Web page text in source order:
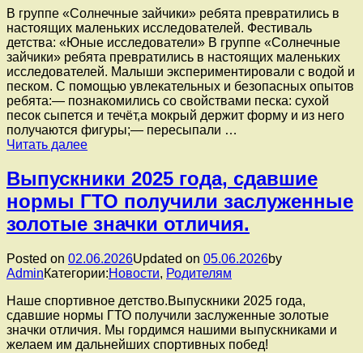
в
увлекательном
творческом
мероприятии
—
рисовании
цветными
мелками
на
асфальте.
В группе «Солнечные зайчики» ребята превратились в
настоящих маленьких исследователей. Фестиваль
детства: «Юные исследователи» В группе «Солнечные
зайчики» ребята превратились в настоящих маленьких
исследователей. Малыши экспериментировали с водой и
песком. С помощью увлекательных и безопасных опытов
ребята:— познакомились со свойствами песка: сухой
песок сыпется и течёт,а мокрый держит форму и из него
получаются фигуры;— пересыпали …
Читать далееФестиваль
«Юные
исследователи»
Выпускники 2025 года, сдавшие
нормы ГТО получили заслуженные
золотые значки отличия.
Posted on 02.06.2026Updated on 05.06.2026by
AdminКатегории:Новости, Родителям
Наше спортивное детство.Выпускники 2025 года,
сдавшие нормы ГТО получили заслуженные золотые
значки отличия. Мы гордимся нашими выпускниками и
желаем им дальнейших спортивных побед!